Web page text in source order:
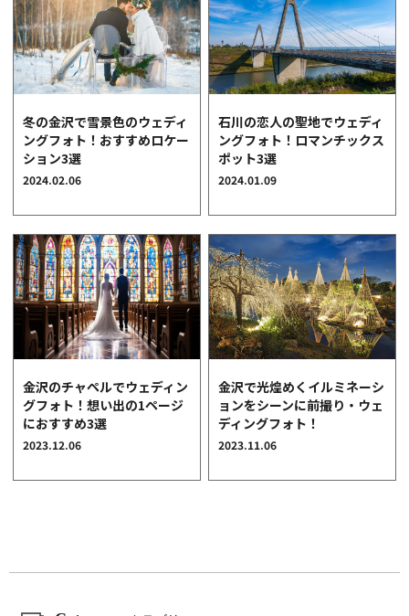
冬の金沢で雪景色のウェディ
ングフォト！おすすめロケー
ション3選
2024.02.06
石川の恋人の聖地でウェディ
ングフォト！ロマンチックス
ポット3選
2024.01.09
金沢のチャペルでウェディン
グフォト！想い出の1ページ
におすすめ3選
2023.12.06
金沢で光煌めくイルミネーシ
ョンをシーンに前撮り・ウェ
ディングフォト！
2023.11.06